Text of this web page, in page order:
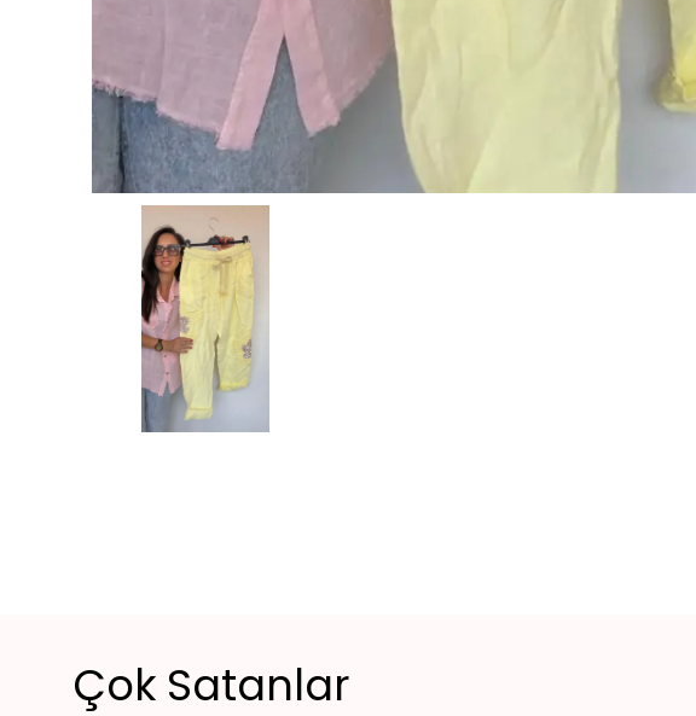
Çok Satanlar